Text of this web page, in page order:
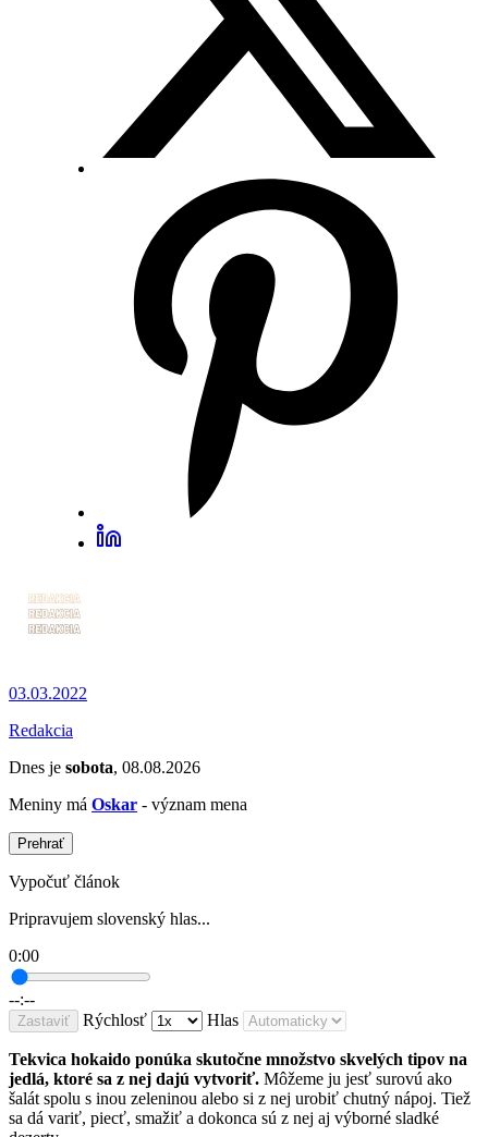
03.03.2022
Redakcia
Dnes je sobota, 08.08.2026
Meniny má Oskar - význam mena
Prehrať
Vypočuť článok
Pripravujem slovenský hlas...
0:00
--:--
Zastaviť Rýchlosť Hlas
Tekvica hokaido ponúka skutočne množstvo skvelých tipov na
jedlá, ktoré sa z nej dajú vytvoriť. Môžeme ju jesť surovú ako
šalát spolu s inou zeleninou alebo si z nej urobiť chutný nápoj. Tiež
sa dá variť, piecť, smažiť a dokonca sú z nej aj výborné sladké